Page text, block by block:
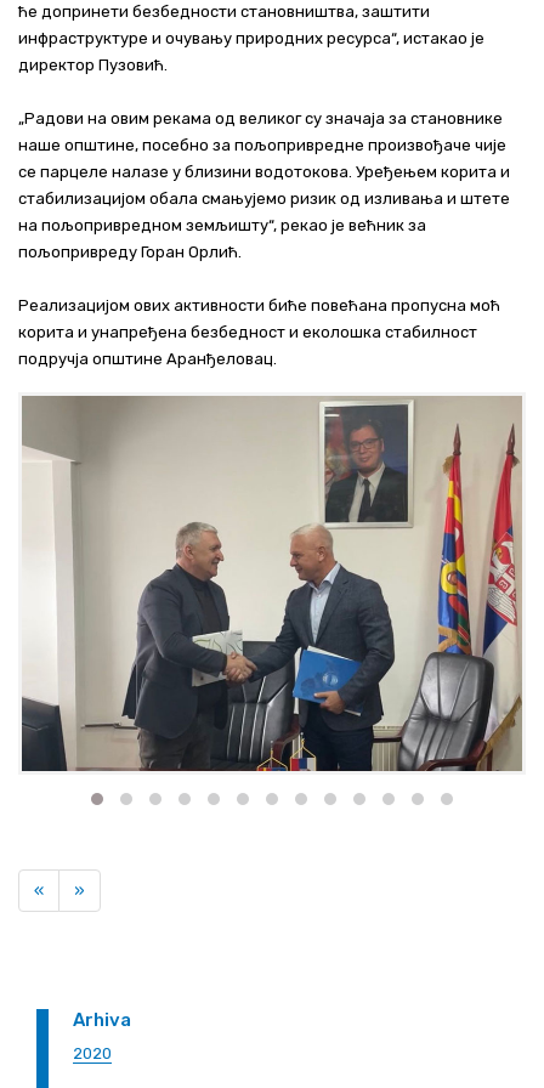
ће допринети безбедности становништва, заштити
инфраструктуре и очувању природних ресурса“, истакао је
директор Пузовић.
„Радови на овим рекама од великог су значаја за становнике
наше општине, посебно за пољопривредне произвођаче чије
се парцеле налазе у близини водотокова. Уређењем корита и
стабилизацијом обала смањујемо ризик од изливања и штете
на пољопривредном земљишту“, рекао је већник за
пољопривреду Горан Орлић.
Реализацијом ових активности биће повећана пропусна моћ
корита и унапређена безбедност и еколошка стабилност
подручја општине Аранђеловац.
«Previous
»
Arhiva
2020